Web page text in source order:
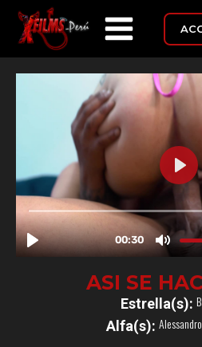
ASI SE
Estrella(s):
Alfa(s):